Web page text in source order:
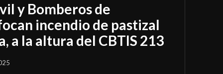
y Bomberos de
incendio de pastizal
a la altura del CBTIS 213